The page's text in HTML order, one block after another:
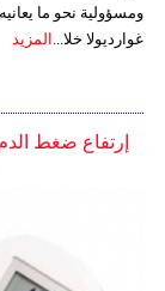
ومسؤولية نحو ما
غوارديولا خلا... المزيد
إرتفاع ضغط